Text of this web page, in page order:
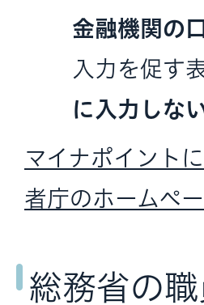
金融機関の
入力を促す
に入力しな
マイナポイント
者庁のホームペー
総務省の